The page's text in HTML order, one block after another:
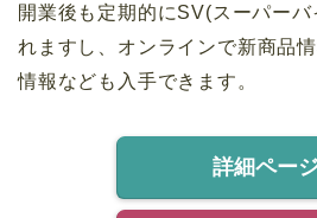
開業後も定期的にSV(スーパーバ
れますし、オンラインで新商品
情報なども入手できます。
詳細ペー